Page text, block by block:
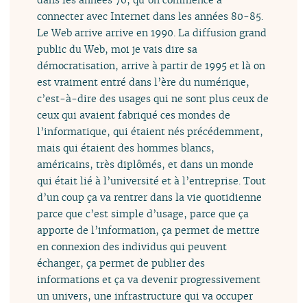
connecter avec Internet dans les années 80-85.
Le Web arrive arrive en 1990. La diffusion grand
public du Web, moi je vais dire sa
démocratisation, arrive à partir de 1995 et là on
est vraiment entré dans l’ère du numérique,
c’est-à-dire des usages qui ne sont plus ceux de
ceux qui avaient fabriqué ces mondes de
l’informatique, qui étaient nés précédemment,
mais qui étaient des hommes blancs,
américains, très diplômés, et dans un monde
qui était lié à l’université et à l’entreprise. Tout
d’un coup ça va rentrer dans la vie quotidienne
parce que c’est simple d’usage, parce que ça
apporte de l’information, ça permet de mettre
en connexion des individus qui peuvent
échanger, ça permet de publier des
informations et ça va devenir progressivement
un univers, une infrastructure qui va occuper